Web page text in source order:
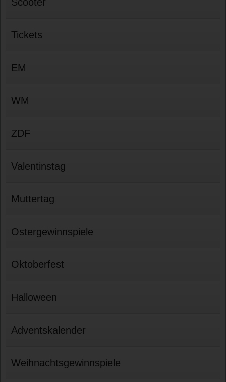
Tickets
EM
WM
ZDF
Valentinstag
Muttertag
Ostergewinnspiele
Oktoberfest
Halloween
Adventskalender
Weihnachtsgewinnspiele